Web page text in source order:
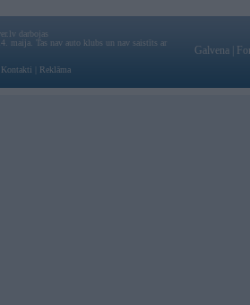
darbojas
maija. Tas nav auto klubs un nav saistīts ar
Kontakti Reklāma
Galvena